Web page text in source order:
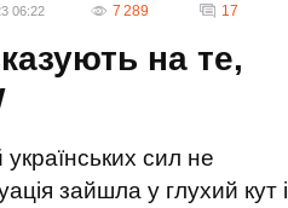
06:22 7 289 17
на те,
сил не
зайшла у глухий кут і